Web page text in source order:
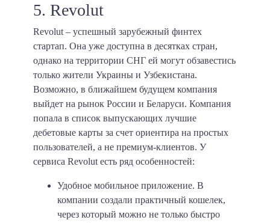
5. Revolut
Revolut – успешный зарубежный финтех
стартап. Она уже доступна в десятках стран,
однако на территории СНГ ей могут обзавестись
только жители Украины и Узбекистана.
Возможно, в ближайшем будущем компания
выйдет на рынок России и Беларуси. Компания
попала в список выпускающих лучшие
дебетовые карты за счет ориентира на простых
пользователей, а не премиум-клиентов. У
сервиса Revolut есть ряд особенностей:
Удобное мобильное приложение. В
компании создали практичный кошелек,
через который можно не только быстро